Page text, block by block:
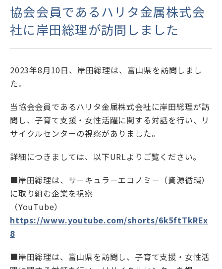
理事・会員専用サイト
プライバシーポリシー・
お問い合わせ
English
協会会員であるハリタ金属株式会
社に岸田総理が訪問しました
2023年8月10日、岸田総理は、富山県を訪問しまし
た。
当協会会員であるハリタ金属株式会社に岸田総理が訪
問し、子育て支援・女性活躍に関する対話を行い、リ
サイクルセンターの視察がありました。
詳細につきましては、以下URLよりご覧ください。
■岸田総理は、サ－キュラ－エコノミ－（資源循環）
に取り組む企業を視察
（YouTube）
https://www.youtube.com/shorts/6k5ftTkREx
8
■岸田総理は、富山県を訪問し、子育て支援・女性活